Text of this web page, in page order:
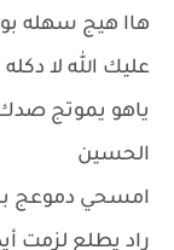
هاا هيج سهله
عليك الله لا دكله
ياهو يموتج
الحسين
امسحي دموعج
راد يطلع لزمت